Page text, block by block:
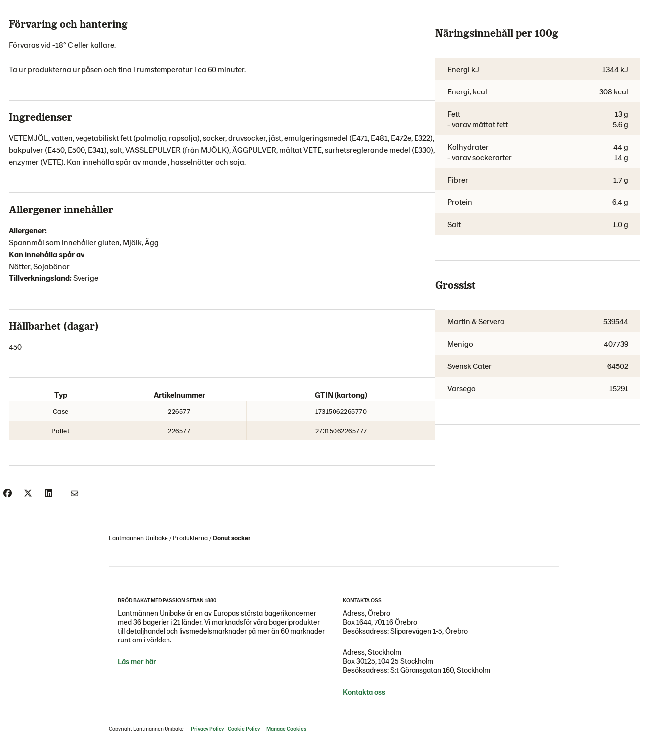
Förvaring och hantering
Förvaras vid -18° C eller kallare.
Ta ur produkterna ur påsen och tina i rumstemperatur i ca 60 minuter.
Ingredienser
VETEMJÖL, vatten, vegetabiliskt fett (palmolja, rapsolja), socker, druvsocker, jäst, emulgeringsmedel (E471, E481, E472e, E322),
bakpulver (E450, E500, E341), salt, VASSLEPULVER (från MJÖLK), ÄGGPULVER, mältat VETE, surhetsreglerande medel (E330),
enzymer (VETE). Kan innehålla spår av mandel, hasselnötter och soja.
Allergener innehåller
Allergener:
Spannmål som innehåller gluten, Mjölk, Ägg
Kan innehålla spår av
Nötter, Sojabönor
Tillverkningsland:Sverige
Hållbarhet (dagar)
450
Typ Artikelnummer GTIN (kartong)
Case 226577 17315062265770
Pallet 226577 27315062265777
Näringsinnehåll per 100g
Energi kJ 1344 kJ
Energi, kcal 308 kcal
Fett
- varav mättat fett
13 g
5.6 g
Kolhydrater
- varav sockerarter
44 g
14 g
Fibrer 1.7 g
Protein 6.4 g
Salt 1.0 g
Grossist
Martin & Servera 539544
Menigo 407739
Svensk Cater 64502
Varsego 15291
Lantmännen Unibake Produkterna Donut socker
BRÖD BAKAT MED PASSION SEDAN 1880
Lantmännen Unibake är en av Europas största bagerikoncerner
med 36 bagerier i 21 länder. Vi marknadsför våra bageriprodukter
till detaljhandel och livsmedelsmarknader på mer än 60 marknader
runt om i världen.
Läs mer här
KONTAKTA OSS
Adress, Örebro
Box 1644, 701 16 Örebro
Besöksadress: Sliparevägen 1-5, Örebro
Adress, Stockholm
Box 30125, 104 25 Stockholm
Besöksadress: S:t Göransgatan 160, Stockholm
Kontakta oss
Copyright Lantmannen Unibake Privacy Policy Cookie Policy Manage Cookies